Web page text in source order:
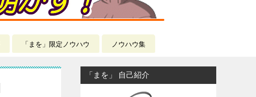
「まを」限定ノウハウ ノウハウ集
「まを」 自己紹介